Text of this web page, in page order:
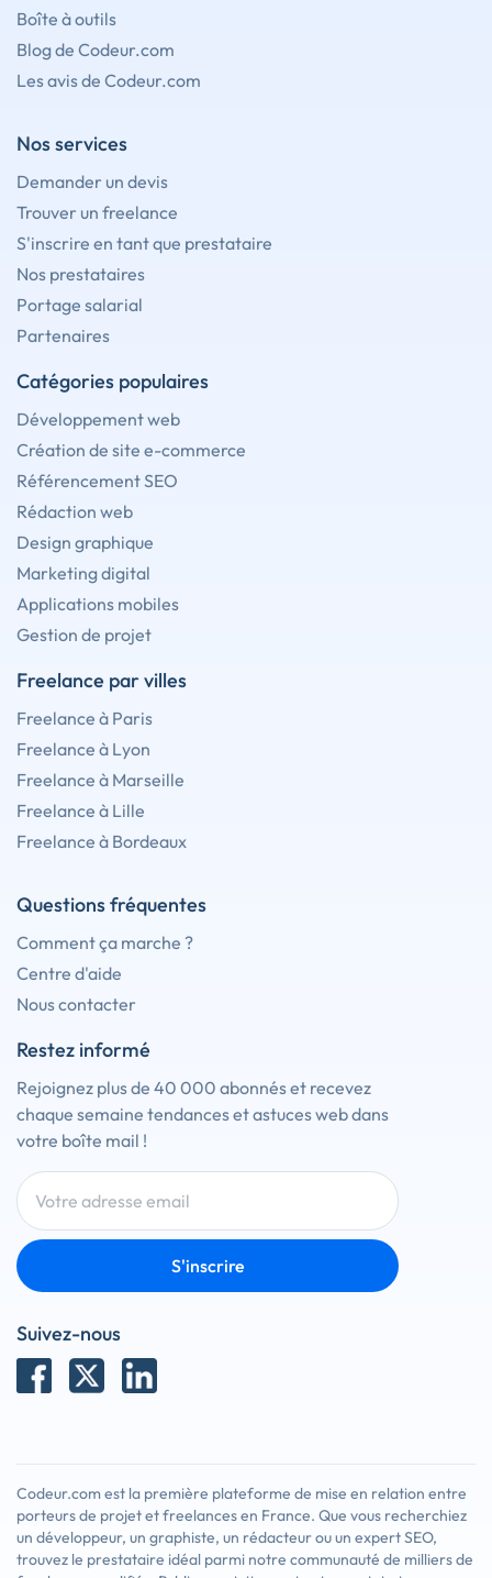
Boîte à outils
Blog de Codeur.com
Les avis de Codeur.com
Nos services
Demander un devis
Trouver un freelance
S'inscrire en tant que prestataire
Nos prestataires
Portage salarial
Partenaires
Catégories populaires
Développement web
Création de site e-commerce
Référencement SEO
Rédaction web
Design graphique
Marketing digital
Applications mobiles
Gestion de projet
Freelance par villes
Freelance à Paris
Freelance à Lyon
Freelance à Marseille
Freelance à Lille
Freelance à Bordeaux
Questions fréquentes
Comment ça marche ?
Centre d'aide
Nous contacter
Restez informé
Rejoignez plus de 40 000 abonnés et recevez
chaque semaine tendances et astuces web dans
votre boîte mail !
S'inscrire
Suivez-nous
Codeur.com est la première plateforme de mise en relation entre
porteurs de projet et freelances en France. Que vous recherchiez
un développeur, un graphiste, un rédacteur ou un expert SEO,
trouvez le prestataire idéal parmi notre communauté de milliers de